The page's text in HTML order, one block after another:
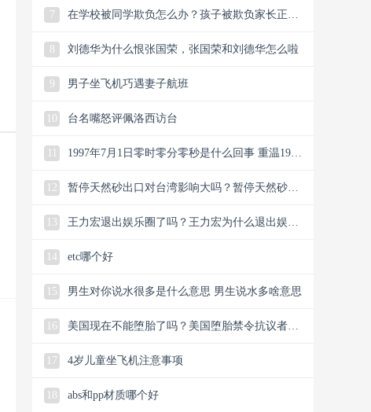
7
在学校被同学欺负怎么办？孩子被欺负家长正确
8
刘德华为什么恨张国荣，张国荣和刘德华怎么啦
9 男子坐飞机巧遇妻子航班
10 台名嘴怒评佩洛西访台
1997年7月1日零时零分零秒是什么回事 重温1997
12
暂停天然砂出口对台湾影响大吗？暂停天然砂出
13
王力宏退出娱乐圈了吗？王力宏为什么退出娱乐
14
etc哪个好
15 男生对你说水很多是什么意思 男生说水多啥意思
16
美国现在不能堕胎了吗？美国堕胎禁令抗议者包
17
4岁儿童坐飞机注意事项
18 abs和pp材质哪个好